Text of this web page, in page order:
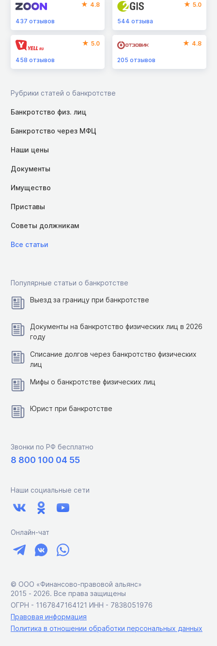
4.8
437 отзывов
5.0
544отзыва
5.0
458 отзывов
4.8
205отзывов
Рубрики статей о банкротстве
Банкротство физ. лиц
Банкротство через МФЦ
Наши цены
Документы
Имущество
Приставы
Советы должникам
Все статьи
Популярные статьи о банкротстве
Выезд за границу при банкротстве
Документы на банкротство физических лиц в 2026
году
Списание долгов через банкротство физических
лиц
Мифы о банкротстве физических лиц
Юрист при банкротстве
Звонки по РФ бесплатно
8 800 100 04 55
Наши социальные сети
Онлайн-чат
© ООО «Финансово-правовой альянс»
2015 ‑ 2026. Все права защищены
ОГРН - 1167847164121 ИНН - 7838051976
Правовая информация
Политика в отношении обработки персональных данных